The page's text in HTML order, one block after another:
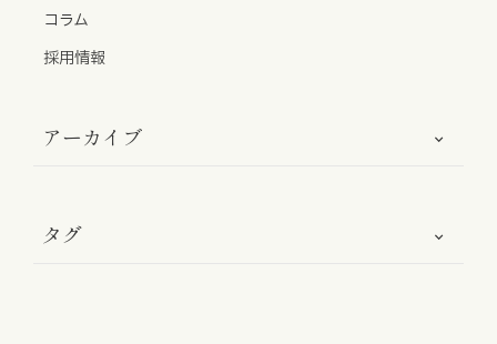
お役立ちコラム
免責事項
コラム
採用情報
アーカイブ
タグ